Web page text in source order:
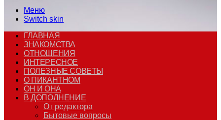
Меню
Switch skin
ГЛАВНАЯ
ЗНАКОМСТВА
ОТНОШЕНИЯ
ИНТЕРЕСНОЕ
ПОЛЕЗНЫЕ СОВЕТЫ
О ПИКАНТНОМ
ОН И ОНА
В ДОПОЛНЕНИЕ
От редактора
Бытовые вопросы